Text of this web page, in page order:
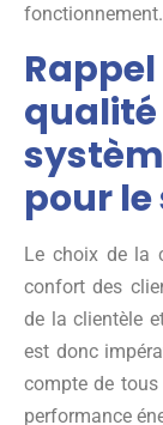
fonctionnement.
qualité
pour le
Le choix de la
confort des
de la clientèle
est donc
compte de
performance